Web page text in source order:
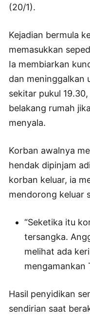
(20/1).
Kejadian bermula
memasukkan
Ia membiarkan
dan meninggalkan
sekitar pukul
belakang rumah
menyala.
Korban awalnya
hendak dipinjam
korban keluar, ia
mendorong keluar
“Seketika itu
tersangka.
melihat ada
mengamankan
Hasil penyidikan
sendirian saat